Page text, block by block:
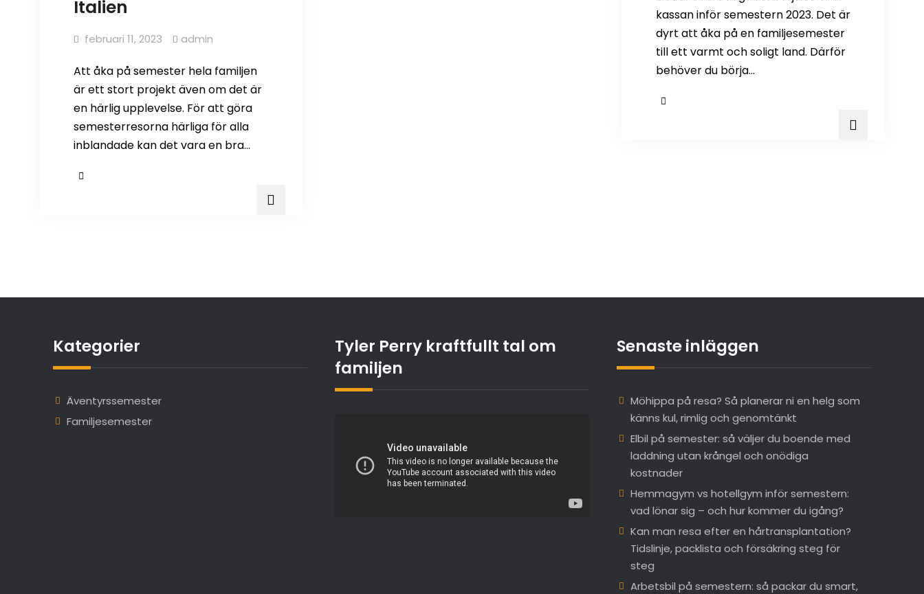
Italien
februari 11, 2023 admin
Att åka på semester hela familjen
är ett stort projekt även om det är
en härlig upplevelse. För att göra
semesterresorna härliga för alla
inblandade kan det vara en bra…
kassan inför semestern 2023. Det är
dyrt att åka på en familjesemester
till ett varmt och soligt land. Därför
behöver du börja…
Kategorier
Äventyrssemester
Familjesemester
Tyler Perry kraftfullt tal om
familjen
Senaste inläggen
Möhippa på resa? Så planerar ni en helg som
känns kul, rimlig och genomtänkt
Elbil på semester: så väljer du boende med
laddning utan krångel och onödiga
kostnader
Hemmagym vs hotellgym inför semestern:
vad lönar sig – och hur kommer du igång?
Kan man resa efter en hårtransplantation?
Tidslinje, packlista och försäkring steg för
steg
Arbetsbil på semestern: så packar du smart,